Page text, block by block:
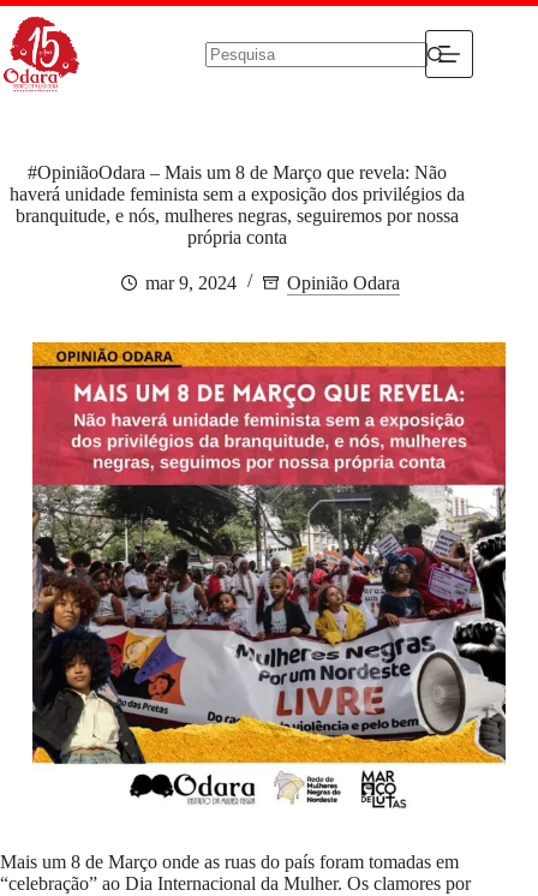
Pular
para
conteúdo
#OpiniãoOdara – Mais um 8 de Março que revela: Não
haverá unidade feminista sem a exposição dos privilégios da
branquitude, e nós, mulheres negras, seguiremos por nossa
própria conta
mar 9, 2024 Opinião Odara
Mais um 8 de Março onde as ruas do país foram tomadas em
“celebração” ao Dia Internacional da Mulher. Os clamores por